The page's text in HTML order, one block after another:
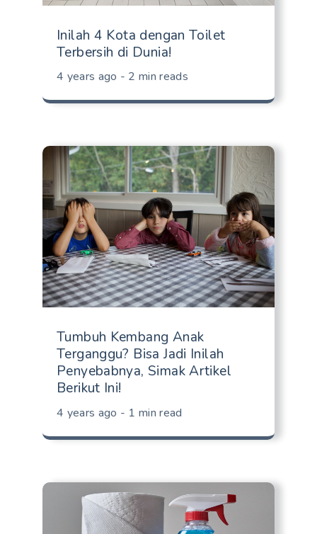
Inilah 4 Kota dengan Toilet
Terbersih di Dunia!
4 years ago - 2 min reads
Tumbuh Kembang Anak
Terganggu? Bisa Jadi Inilah
Penyebabnya, Simak Artikel
Berikut Ini!
4 years ago - 1 min read